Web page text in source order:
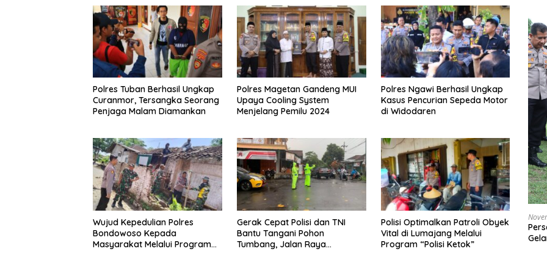
Polres Tuban Berhasil Ungkap
Curanmor, Tersangka Seorang
Penjaga Malam Diamankan
Polres Magetan Gandeng MUI
Upaya Cooling System
Menjelang Pemilu 2024
Polres Ngawi Berhasil Ungkap
Kasus Pencurian Sepeda Motor
di Widodaren
Wujud Kepedulian Polres
Bondowoso Kepada
Masyarakat Melalui Program
Gerak Cepat Polisi dan TNI
Bantu Tangani Pohon
Tumbang, Jalan Raya
Polisi Optimalkan Patroli Obyek
Vital di Lumajang Melalui
Program “Polisi Ketok”